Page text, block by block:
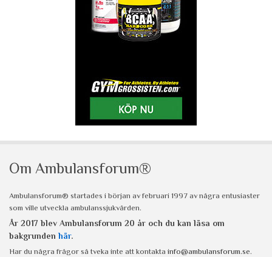
Om Ambulansforum®
Ambulansforum® startades i början av februari 1997 av några entusiaster
som ville utveckla ambulanssjukvården.
År 2017 blev Ambulansforum 20 år och du kan läsa om
bakgrunden här.
Har du några frågor så tveka inte att kontakta info@ambulansforum.se.